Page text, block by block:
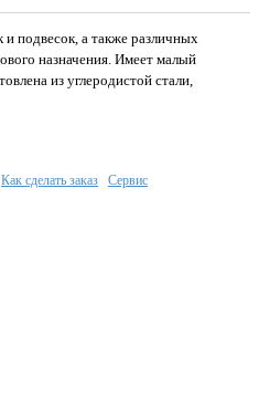
и подвесок, а также различных
назначения. Имеет малый
из углеродистой стали,
Как сделать заказ Сервис